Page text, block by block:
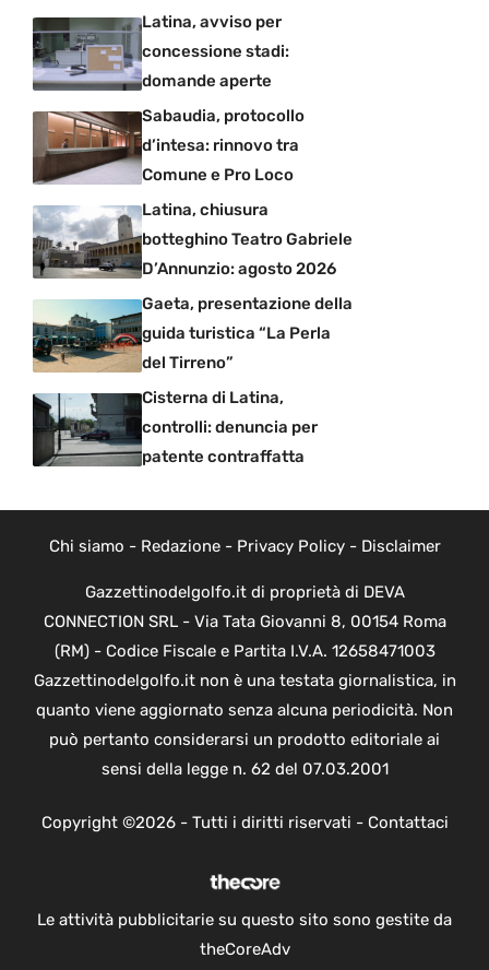
Latina, avviso per
concessione stadi:
domande aperte
Sabaudia, protocollo
d’intesa: rinnovo tra
Comune e Pro Loco
Latina, chiusura
botteghino Teatro Gabriele
D’Annunzio: agosto 2026
Gaeta, presentazione della
guida turistica “La Perla
del Tirreno”
Cisterna di Latina,
controlli: denuncia per
patente contraffatta
Chi siamo - Redazione- Privacy Policy- Disclaimer
Gazzettinodelgolfo.it di proprietà di DEVA
CONNECTION SRL - Via Tata Giovanni 8, 00154 Roma
(RM) - Codice Fiscale e Partita I.V.A. 12658471003
Gazzettinodelgolfo.it non è una testata giornalistica, in
quanto viene aggiornato senza alcuna periodicità. Non
può pertanto considerarsi un prodotto editoriale ai
sensi della legge n. 62 del 07.03.2001
Copyright ©2026 - Tutti i diritti riservati - Contattaci
Le attività pubblicitarie su questo sito sono gestite da
theCoreAdv